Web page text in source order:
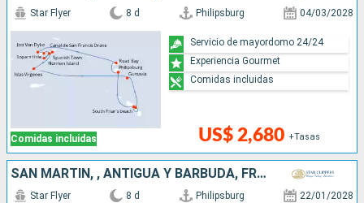
Comidas incluidas
Star Flyer 8 d Philipsburg 04/03/2028
US$ 2,680 +Tasas
Servicio de mayordomo 24/24
Experiencia Gourmet
Comidas incluidas
SAN MARTÍN, , ANTIGUA Y BARBUDA, FRANCIA
Star Flyer 8 d Philipsburg 22/01/2028